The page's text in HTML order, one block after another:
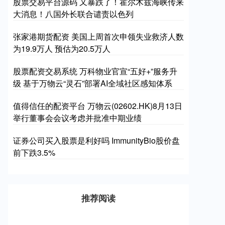
大消息！八国外长联合谴责以色列
张家港期货配资 美国上周首次申领失业救济人数
为19.9万人 预估为20.5万人
股票配资交易系统 万科物业官宣“五好+”服务升
级 基于万物云“灵石”部署AI全域社区感知体系
值得信任的配资平台 万物云(02602.HK)8月13日
举行董事会会议考虑并批准中期业绩
证券公司买入股票是利好吗 ImmunityBio股价盘
前下跌3.5%
推荐阅读